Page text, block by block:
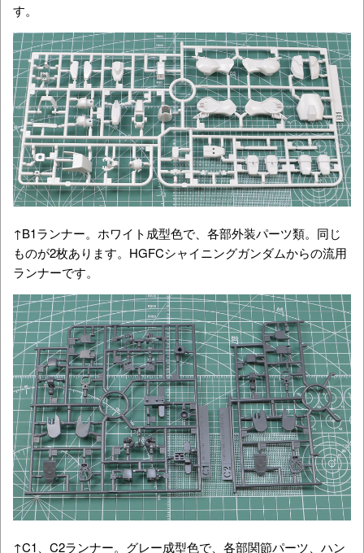
す。
↑B1ランナー。ホワイト成型色で、各部外装パーツ類。同じ
ものが2枚あります。HGFCシャイニングガンダムからの流用
ランナーです。
↑C1、C2ランナー。グレー成型色で、各部関節パーツ、ハン